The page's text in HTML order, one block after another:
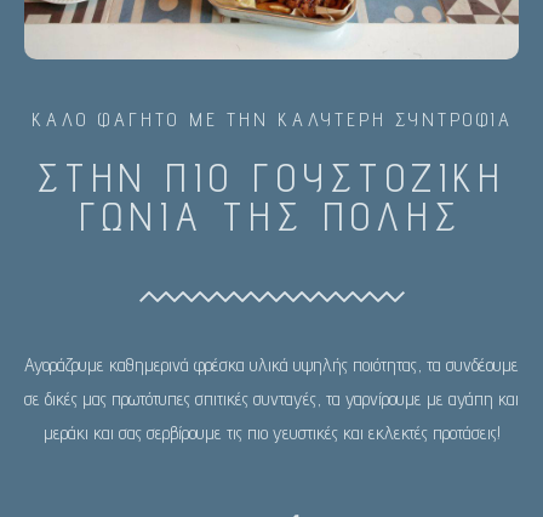
ΚΑΛΟ ΦΑΓΗΤΟ ΜΕ ΤΗΝ ΚΑΛΥΤΕΡΗ ΣΥΝΤΡΟΦΙΑ
ΣΤΗΝ ΠΙΟ ΓΟΥΣΤΟΖΙΚΗ
ΓΩΝΙΑ ΤΗΣ ΠΟΛΗΣ
Αγοράζουμε καθημερινά φρέσκα υλικά υψηλής ποιότητας, τα συνδέουμε
σε δικές μας πρωτότυπες σπιτικές συνταγές, τα γαρνίρουμε με αγάπη και
μεράκι και σας σερβίρουμε τις πιο γευστικές και εκλεκτές προτάσεις!